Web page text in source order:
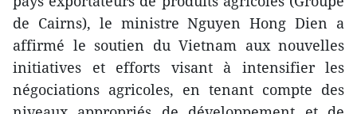
de Cairns), le ministre Nguyen Hong Dien a
affirmé le soutien du Vietnam aux nouvelles
initiatives et efforts visant à intensifier les
négociations agricoles, en tenant compte des